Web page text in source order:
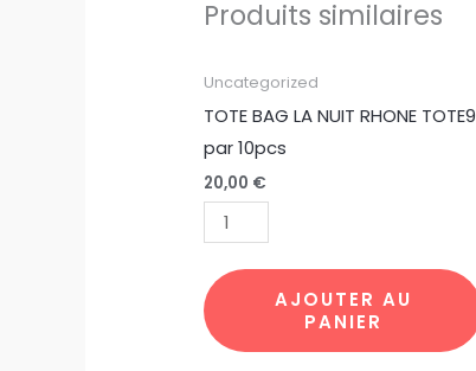
Produits similaires
Uncategorized
TOTE BAG LA NUIT RHONE TOTE9
par 10pcs
20,00 €
quantité
de
TOTE
BAG
LA
NUIT
RHONE
TOTE9
par
AJOUTER AU
PANIER